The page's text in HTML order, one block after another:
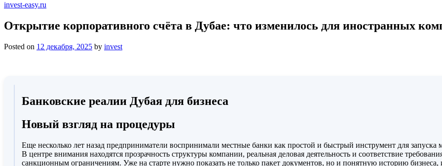
invest-easy.ru
Открытие корпоративного счёта в Дубае: что изменилось для иностранных
Posted on 12 декабря, 2025 by invest
Банковские реалии Дубая для бизнеса
Новый взгляд на процедуры
Еще несколько лет назад предприниматели воспринимали местные банки как простой и быстрый инструмент для запуска
В центре внимания находятся прозрачность структуры компании, реальная деловая деятельность и соответствие
санкционным ограничениям. Уже на старте нужно показать не только пакет документов, но и понятную историю